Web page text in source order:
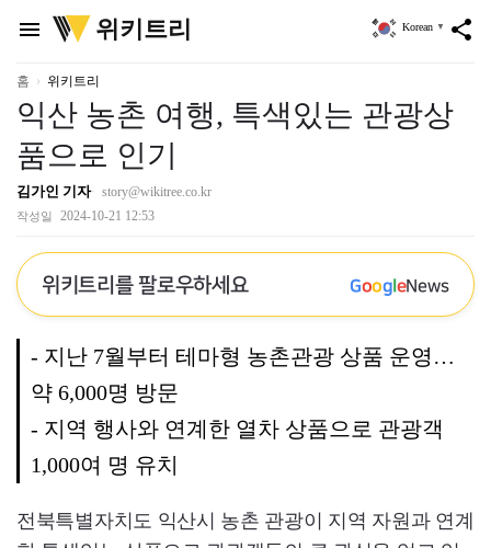
menu
위
키
리
위키트리 share
Korean ▼
홈 위키트리
익산 농촌 여행, 특색있는 관광상
품으로 인기
김가인 기자 story@wikitree.co.kr
작성일 2024-10-21 12:53
위키트리를 팔로우하세요 GoogleNews
- 지난 7월부터 테마형 농촌관광 상품 운영…
약 6,000명 방문
- 지역 행사와 연계한 열차 상품으로 관광객
1,000여 명 유치
전북특별자치도 익산시 농촌 관광이 지역 자원과 연계